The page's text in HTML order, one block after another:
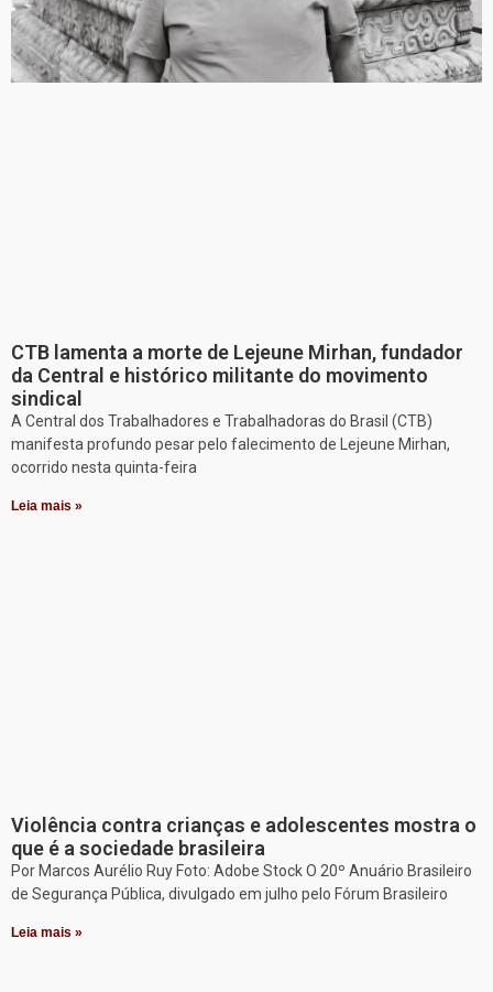
CTB lamenta a morte de Lejeune Mirhan, fundador
da Central e histórico militante do movimento
sindical
A Central dos Trabalhadores e Trabalhadoras do Brasil (CTB)
manifesta profundo pesar pelo falecimento de Lejeune Mirhan,
ocorrido nesta quinta-feira
Leia mais »
Violência contra crianças e adolescentes mostra o
que é a sociedade brasileira
Por Marcos Aurélio Ruy Foto: Adobe Stock O 20º Anuário Brasileiro
de Segurança Pública, divulgado em julho pelo Fórum Brasileiro
Leia mais »